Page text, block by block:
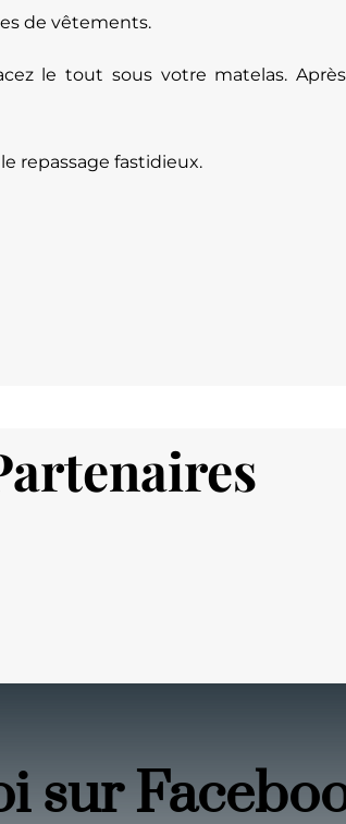
de vêtements.
le tout sous votre matelas.
repassage fastidieux.
sur